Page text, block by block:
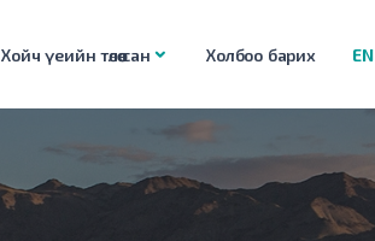
Хойч үеийн төлөө сан Холбоо барих EN